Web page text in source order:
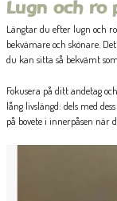
Lugn och ro
Längtar du efter lugn och
bekvämare och skönare.
du kan sitta så bekvämt
Fokusera på ditt andetag
lång livslängd: dels med
på bovete i innerpåsen när